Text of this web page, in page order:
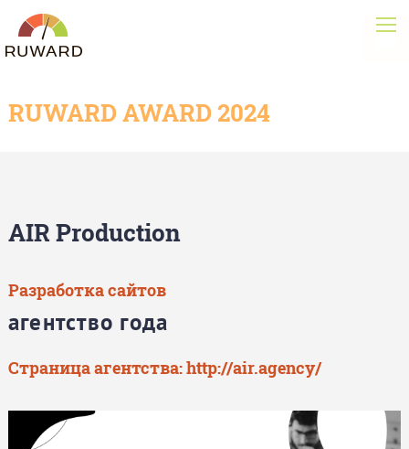
RUWARD AWARD 2024
AIR Production
Разработка сайтов
агентство года
Страница агентства:http://air.agency/